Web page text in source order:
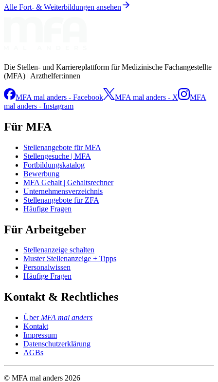
Alle Fort- & Weiterbildungen ansehen
Die Stellen- und Karriereplattform für Medizinische Fachangestellte
(MFA) | Arzthelfer:innen
MFA mal anders - Facebook MFA mal anders - X
MFA
mal anders - Instagram
Für MFA
Stellenangebote für MFA
Stellengesuche | MFA
Fortbildungskatalog
Bewerbung
MFA Gehalt | Gehaltsrechner
Unternehmensverzeichnis
Stellenangebote für ZFA
Häufige Fragen
Für Arbeitgeber
Stellenanzeige schalten
Muster Stellenanzeige + Tipps
Personalwissen
Häufige Fragen
Kontakt & Rechtliches
Über MFA mal anders
Kontakt
Impressum
Datenschutzerklärung
AGBs
© MFA mal anders 2026